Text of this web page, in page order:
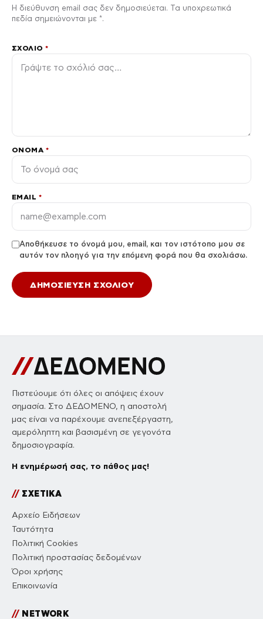
Η διεύθυνση email σας δεν δημοσιεύεται. Τα υποχρεωτικά
πεδία σημειώνονται με *.
ΣΧΌΛΙΟ*
ΌΝΟΜΑ *
EMAIL *
Αποθήκευσε το όνομά μου, email, και τον ιστότοπο μου σε
αυτόν τον πλοηγό για την επόμενη φορά που θα σχολιάσω.
Πιστεύουμε ότι όλες οι απόψεις έχουν
σημασία. Στο ΔΕΔΟΜΕΝΟ, η αποστολή
μας είναι να παρέχουμε ανεπεξέργαστη,
αμερόληπτη και βασισμένη σε γεγονότα
δημοσιογραφία.
Η ενημέρωσή σας, το πάθος μας!
//ΣΧΕΤΙΚΑ
Αρχείο Ειδήσεων
Ταυτότητα
Πολιτική Cookies
Πολιτική προστασίας δεδομένων
Όροι χρήσης
Επικοινωνία
//NETWORK